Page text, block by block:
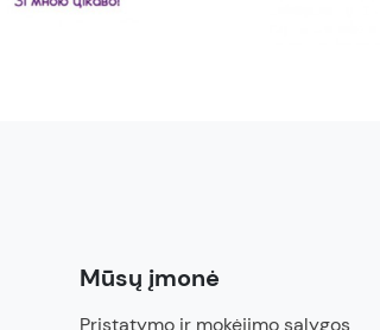
Mūsų įmonė
Pristatymo ir mokėjimo sąlygos